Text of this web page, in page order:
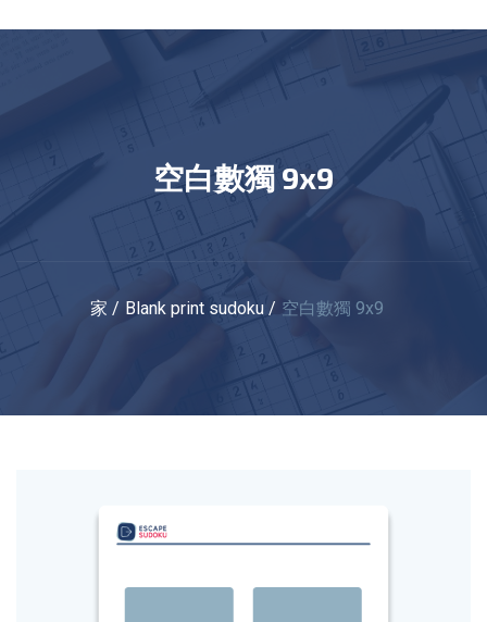
空白數獨 9x9
家 Blank print sudoku 空白數獨 9x9